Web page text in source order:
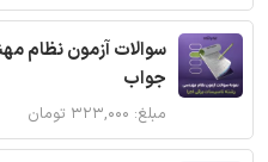
سوالات آزمون نظام
جواب
مبلغ: ۳۲۳,۰۰۰ تومان